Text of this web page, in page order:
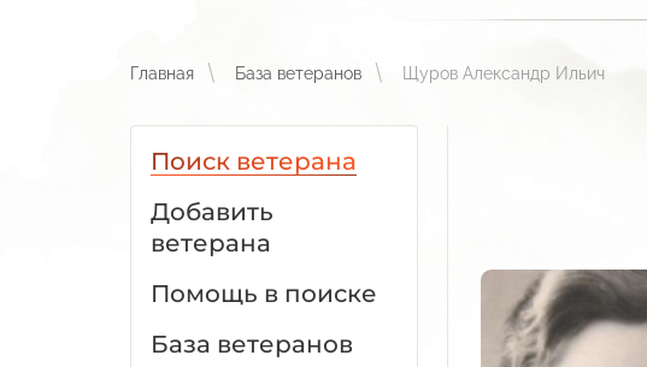
Главная База ветеранов Щуров Александр Ильич
Поиск ветерана
Добавить
ветерана
Помощь в поиске
База ветеранов